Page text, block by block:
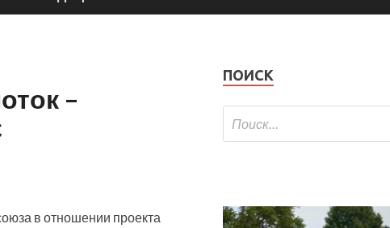
–
в отношении проекта
ПОИСК